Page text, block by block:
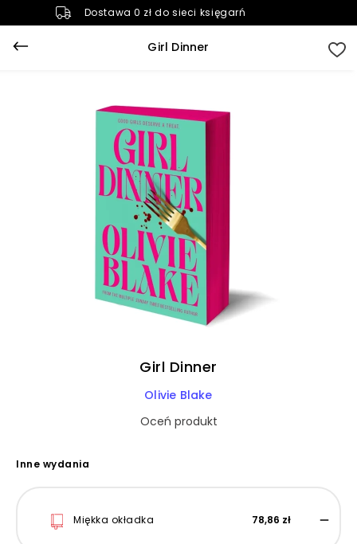
Dostawa 0 zł do sieci księgarń
Girl Dinner
Girl Dinner
Olivie Blake
Oceń produkt
Inne wydania
Miękka okładka 78,86 zł